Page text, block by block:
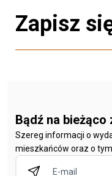
Zapisz
Bądź na bieżąco
Szereg informacji o
mieszkańców oraz o